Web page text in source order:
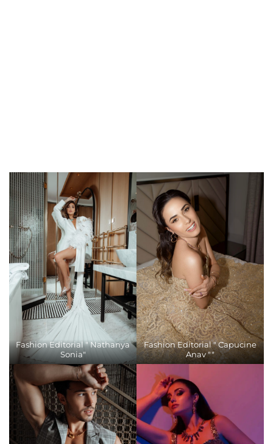
Fashion Editorial " Nathanya
Sonia"
Fashion Editorial " Capucine
Anav ""